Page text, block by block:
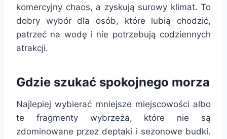
komercyjny chaos, a zyskują surowy klimat. To
dobry wybór dla osób, które lubią chodzić,
patrzeć na wodę i nie potrzebują codziennych
atrakcji.
Gdzie szukać spokojnego morza
Najlepiej wybierać mniejsze miejscowości albo
te fragmenty wybrzeża, które nie są
zdominowane przez deptaki i sezonowe budki.